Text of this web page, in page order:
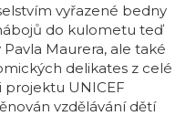
vyřazené bedny
do kulometu teď
Maurera, ale také
delikates z celé
projektu UNICEF
vzdělávání dětí